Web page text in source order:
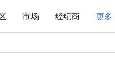
市场 经纪商 更多